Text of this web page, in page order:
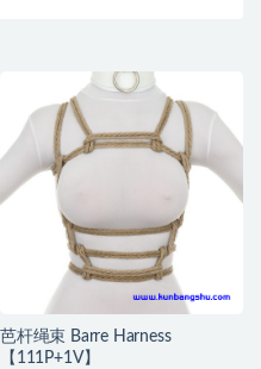
芭杆绳束 Barre Harness
【111P+1V】